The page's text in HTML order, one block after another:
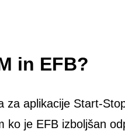
in EFB?
za aplikacije Start-
ko je EFB izboljšan